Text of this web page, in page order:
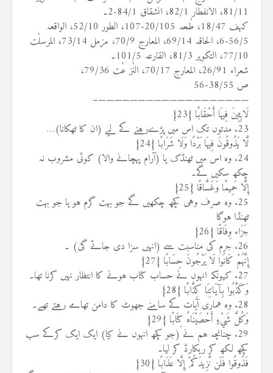
81/11، الانفطار 82/1، انشقاق 84/1-2۔
کہف 18/47، طٰحہ 20/105-107، الطور 52/10، الواقعہ
56/5-6، الحاقہ 69/14، المعارج 70/9، مزمل 73/14، المرسلٰت
77/10، التکویر 81/3، القارعہ 101/5۔
شعراء 26/91، المعارج 70/17، النٰز عٰت 79/36،
ص 38/55-56
———————————————————–
لَابِثِينَ فِيهَا أَحْقَابًا {23}
لَّا يَذُوقُونَ فِيهَا بَرْدًا وَلَا شَرَابًا {24}
24. وہ اس میں ٹھنڈک یا (آرام پہچانے والا) کوئی مشروب نہ
چکھ سکیں گے۔
إِلَّا حَمِيمًا وَغَسَّاقًا {25}
25. وہ صرف وہی کچھ چکھیں گے جو بہت گرم ہو یا جو بہت
ٹھنڈا ہوگا
جَزَاء وِفَاقًا {26}
إِنَّهُمْ كَانُوا لَا يَرْجُونَ حِسَابًا {27}
وَكَذَّبُوا بِآيَاتِنَا كِذَّابًا {28}
وَكُلَّ شَيْءٍ أَحْصَيْنَاهُ كِتَابًا {29}
29. چنانچہ ہم نے (جو کچھ انہوں نے کیا) ایک ایک کرکے سب
کچھ لکھ کر ریکارڈ کر لیا۔
فَذُوقُوا فَلَن نَّزِيدَكُمْ إِلَّا عَذَابًا {30}